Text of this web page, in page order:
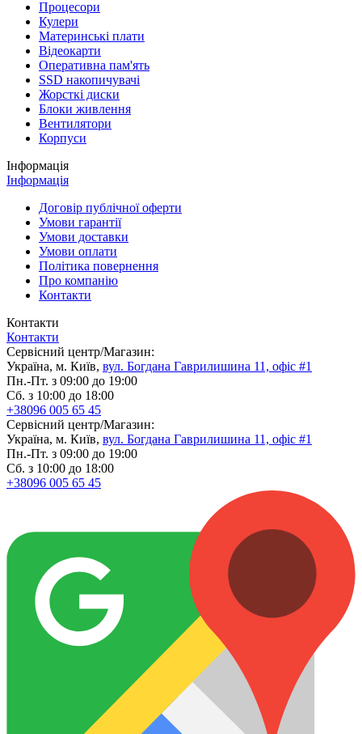
Процесори
Кулери
Материнські плати
Відеокарти
Оперативна пам'ять
SSD накопичувачі
Жорсткі диски
Блоки живлення
Вентилятори
Корпуси
Інформація
Інформація
Договір публічної оферти
Умови гарантії
Умови доставки
Умови оплати
Політика повернення
Про компанію
Контакти
Контакти
Контакти
Сервісний центр/Магазин:
Україна, м. Київ, вул. Богдана Гаврилишина 11, офіс #1
Пн.-Пт. з 09:00 до 19:00
Сб. з 10:00 до 18:00
+38096 005 65 45
Сервісний центр/Магазин:
Україна, м. Київ, вул. Богдана Гаврилишина 11, офіс #1
Пн.-Пт. з 09:00 до 19:00
Сб. з 10:00 до 18:00
+38096 005 65 45